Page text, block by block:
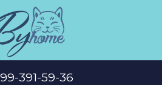
391-59-36